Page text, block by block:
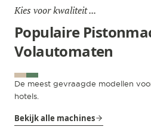
Kies voor kwaliteit ...
Populaire
Volautomaten
De meest gevraagde modellen
hotels.
Bekijk alle machines